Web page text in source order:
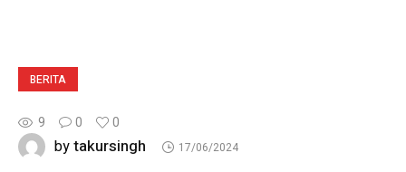
BERITA
9 0 0
bytakursingh 17/06/2024